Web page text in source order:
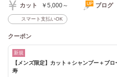
カット ￥5,000～ ブログ
スマート支払いOK
クーポン
新規
【メンズ限定】カット＋シャンプー＋ブ
寿